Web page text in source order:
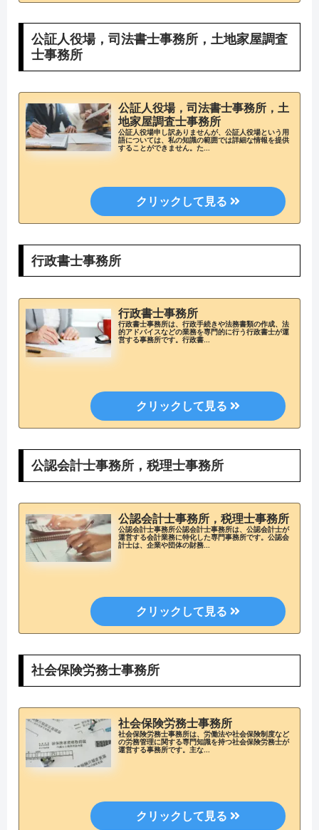
公証人役場，司法書士事務所，土地家屋調査
士事務所
公証人役場，司法書士事務所，土
地家屋調査士事務所
公証人役場申し訳ありませんが、公証人役場という用
語については、私の知識の範囲では詳細な情報を提供
することができません。た...
行政書士事務所
行政書士事務所
行政書士事務所は、行政手続きや法務書類の作成、法
的アドバイスなどの業務を専門的に行う行政書士が運
営する事務所です。行政書...
公認会計士事務所，税理士事務所
公認会計士事務所，税理士事務所
公認会計士事務所公認会計士事務所は、公認会計士が
運営する会計業務に特化した専門事務所です。公認会
計士は、企業や団体の財務...
社会保険労務士事務所
社会保険労務士事務所
社会保険労務士事務所は、労働法や社会保険制度など
の労務管理に関する専門知識を持つ社会保険労務士が
運営する事務所です。主な...